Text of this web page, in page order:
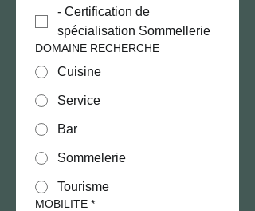
- Certification de
spécialisation Sommellerie
DOMAINE RECHERCHE
Cuisine
Service
Bar
Sommelerie
Tourisme
MOBILITE *